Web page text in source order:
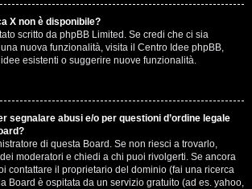
X non è disponibile?
scritto da phpBB Limited. Se credi che ci sia
nuova funzionalità, visita il Centro Idee phpBB,
esistenti o suggerire nuove funzionalità.
segnalare abusi e/o per questioni d’ordine legale
di questa Board. Se non riesci a trovarlo,
moderatori e chiedi a chi puoi rivolgerti. Se ancora
contattare il proprietario del dominio (fai una ricerca
Board è ospitata da un servizio gratuito (ad es. yahoo,